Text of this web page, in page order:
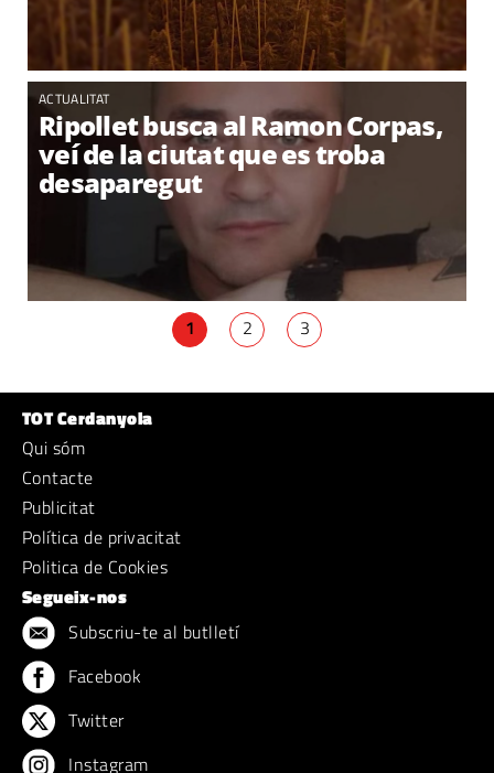
ACTUALITAT
Ripollet busca al Ramon Corpas,
veí de la ciutat que es troba
desaparegut
1 2 3
TOT Cerdanyola
Qui sóm
Contacte
Publicitat
Política de privacitat
Politica de Cookies
Segueix-nos
Subscriu-te al butlletí
Facebook
Twitter
Instagram